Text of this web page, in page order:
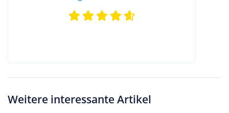
Weitere interessante Artikel